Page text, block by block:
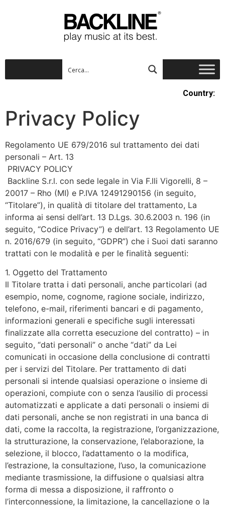
Country:
Privacy Policy
Regolamento UE 679/2016 sul trattamento dei dati
personali – Art. 13
PRIVACY POLICY
Backline S.r.l. con sede legale in Via F.lli Vigorelli, 8 –
20017 – Rho (MI) e P.IVA 12491290156 (in seguito,
“Titolare”), in qualità di titolare del trattamento, La
informa ai sensi dell’art. 13 D.Lgs. 30.6.2003 n. 196 (in
seguito, “Codice Privacy”) e dell’art. 13 Regolamento UE
n. 2016/679 (in seguito, “GDPR”) che i Suoi dati saranno
trattati con le modalità e per le finalità seguenti:
1. Oggetto del Trattamento
Il Titolare tratta i dati personali, anche particolari (ad
esempio, nome, cognome, ragione sociale, indirizzo,
telefono, e-mail, riferimenti bancari e di pagamento,
informazioni generali e specifiche sugli interessati
finalizzate alla corretta esecuzione del contratto) – in
seguito, “dati personali” o anche “dati” da Lei
comunicati in occasione della conclusione di contratti
per i servizi del Titolare. Per trattamento di dati
personali si intende qualsiasi operazione o insieme di
operazioni, compiute con o senza l’ausilio di processi
automatizzati e applicate a dati personali o insiemi di
dati personali, anche se non registrati in una banca di
dati, come la raccolta, la registrazione, l’organizzazione,
la strutturazione, la conservazione, l’elaborazione, la
selezione, il blocco, l’adattamento o la modifica,
l’estrazione, la consultazione, l’uso, la comunicazione
mediante trasmissione, la diffusione o qualsiasi altra
forma di messa a disposizione, il raffronto o
l’interconnessione, la limitazione, la cancellazione o la